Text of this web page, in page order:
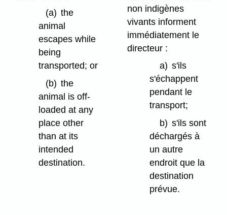
(a) the
animal
escapes while
being
transported; or
(b) the
animal is off-
loaded at any
place other
than at its
intended
destination.
non indigènes
vivants informent
immédiatement le
directeur :
a) s'ils
s'échappent
pendant le
transport;
b) s'ils sont
déchargés à
un autre
endroit que la
destination
prévue.